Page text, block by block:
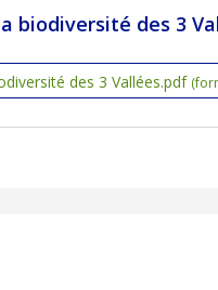
biodiversité des 3
des 3 Vallées.pdf